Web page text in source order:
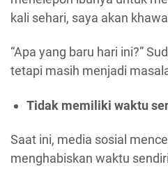
kali sehari, saya akan
“Apa yang baru hari ini?”
tetapi masih menjadi
Tidak memiliki waktu
Saat ini, media sosial
menghabiskan waktu